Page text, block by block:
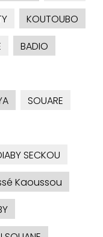
KOUTOUBO
BADIO
SOUARE
SECKOU
Kaoussou